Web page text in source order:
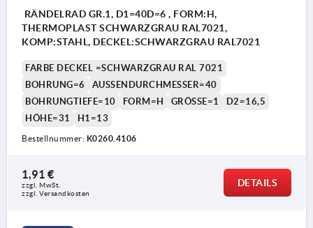
RÄNDELRAD GR.1, D1=40D=6 , FORM:H,
THERMOPLAST SCHWARZGRAU RAL7021,
KOMP:STAHL, DECKEL:SCHWARZGRAU RAL7021
FARBE DECKEL =SCHWARZGRAU RAL 7021
BOHRUNG=6
AUSSENDURCHMESSER=40
BOHRUNGTIEFE=10
FORM=H GRÖSSE=1
D2=16,5
HÖHE=31
H1=13
Bestellnummer: K0260.4106
1,91 €
zzgl. MwSt.
zzgl. Versandkosten
DETAILS